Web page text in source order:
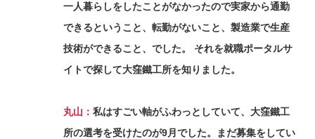
一人暮らしをしたことがなかったので実家から通勤
できるということ、転勤がないこと、製造業で生産
技術ができること、でした。 それを就職ポータルサ
イトで探して大窪鐵工所を知りました。
丸山： 私はすごい軸がふわっとしていて、大窪鐵工
所の選考を受けたのが9月でした。まだ募集をしてい